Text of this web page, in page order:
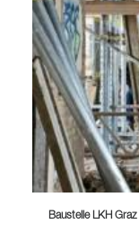
Baustelle LKH